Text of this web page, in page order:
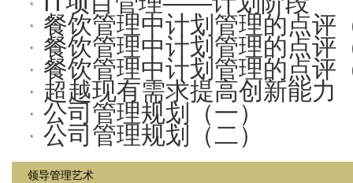
· 餐饮管理中计划管理的点评
· 餐饮管理中计划管理的点评
· 餐饮管理中计划管理的点评
· 超越现有需求提高创新能力
· 公司管理规划（一）
· 公司管理规划（二）
领导管理艺术